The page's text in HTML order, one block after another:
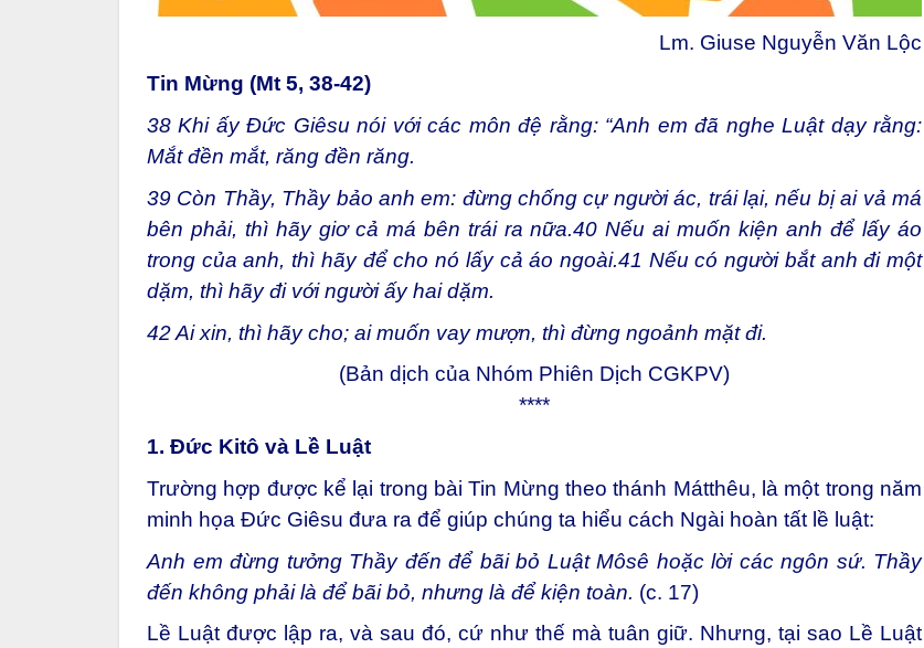
Lm. Giuse Nguyễn Văn Lộc
Tin Mừng (Mt 5, 38-42)
38 Khi ấy Đức Giêsu nói với các môn đệ rằng: “Anh em đã nghe Luật dạy rằng:
Mắt đền mắt, răng đền răng.
39 Còn Thầy, Thầy bảo anh em: đừng chống cự người ác, trái lại, nếu bị ai vả má
bên phải, thì hãy giơ cả má bên trái ra nữa.40 Nếu ai muốn kiện anh để lấy áo
trong của anh, thì hãy để cho nó lấy cả áo ngoài.41 Nếu có người bắt anh đi một
dặm, thì hãy đi với người ấy hai dặm.
42Ai xin, thì hãy cho; ai muốn vay mượn, thì đừng ngoảnh mặt đi.
(Bản dịch của Nhóm Phiên Dịch CGKPV)
****
1. Đức Kitô và Lề Luật
Trường hợp được kể lại trong bài Tin Mừng theo thánh Mátthêu, là một trong năm
minh họa Đức Giêsu đưa ra để giúp chúng ta hiểu cách Ngài hoàn tất lề luật:
Anh em đừng tưởng Thầy đến để bãi bỏ Luật Môsê hoặc lời các ngôn sứ. Thầy
đến không phải là để bãi bỏ, nhưng là để kiện toàn. (c. 17)
Lề Luật được lập ra, và sau đó, cứ như thế mà tuân giữ. Nhưng, tại sao Lề Luật